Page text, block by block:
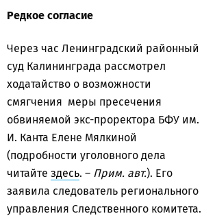
Редкое согласие
Через час Ленинградский районный
суд Калининграда рассмотрел
ходатайство о возможности
смягчения меры пресечения
обвиняемой экс-проректора БФУ им.
И. Канта Елене Мялкиной
(подробности уголовного дела
читайте здесь. – Прим. авт.). Его
заявила следователь регионального
управления Следственного комитета.